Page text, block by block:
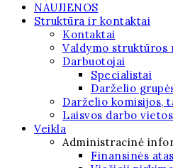
NAUJIENOS
Struktūra ir kontaktai
Kontaktai
Valdymo struktūros
Darbuotojai
Specialistai
Darželio
Darželio komisijos,
Laisvos darbo vietos
Veikla
Administracinė
Finansinės